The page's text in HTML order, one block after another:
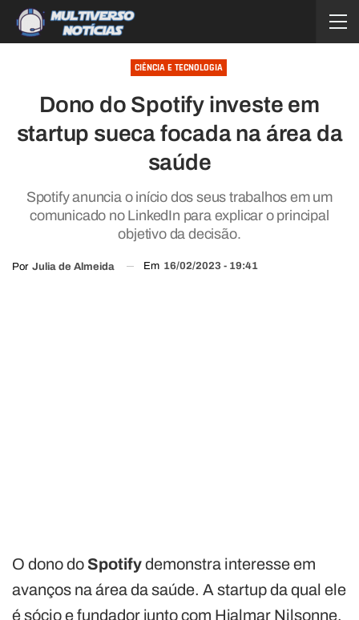
CIÊNCIA E TECNOLOGIA
Dono do Spotify investe em
startup sueca focada na área da
saúde
Spotify anuncia o início dos seus trabalhos em um
comunicado no LinkedIn para explicar o principal
objetivo da decisão.
Por Julia de Almeida Em 16/02/2023 - 19:41
O dono do Spotifydemonstra interesse em
avanços na área da saúde. A startup da qual ele
é sócio e fundador junto com Hjalmar Nilsonne,